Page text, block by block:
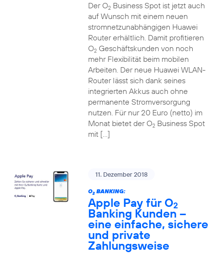
Der O2Business Spot ist jetzt auch
auf Wunsch mit einem neuen
stromnetzunabhängigen Huawei
Router erhältlich. Damit profitieren
O2Geschäftskunden von noch
mehr Flexibilität beim mobilen
Arbeiten. Der neue Huawei WLAN-
Router lässt sich dank seines
integrierten Akkus auch ohne
permanente Stromversorgung
nutzen. Für nur 20 Euro (netto) im
Monat bietet der O2Business Spot
mit […]
11. Dezember 2018
O2BANKING:
Apple Pay für O2
Banking Kunden –
eine einfache, sichere
und private
Zahlungsweise